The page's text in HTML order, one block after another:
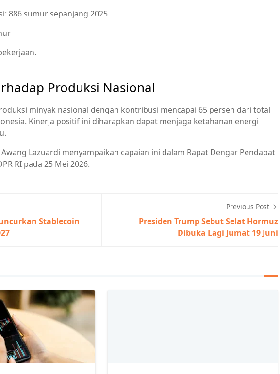
886 sumur sepanjang 2025
Produksi Nasional
minyak nasional dengan kontribusi mencapai 65 persen dari total
Kinerja positif ini diharapkan dapat menjaga ketahanan energi
Lazuardi menyampaikan capaian ini dalam Rapat Dengar Pendapat
RI pada 25 Mei 2026.
Stablecoin
Previous Post
Presiden Trump Sebut Selat Hormuz
Dibuka Lagi Jumat 19 Juni